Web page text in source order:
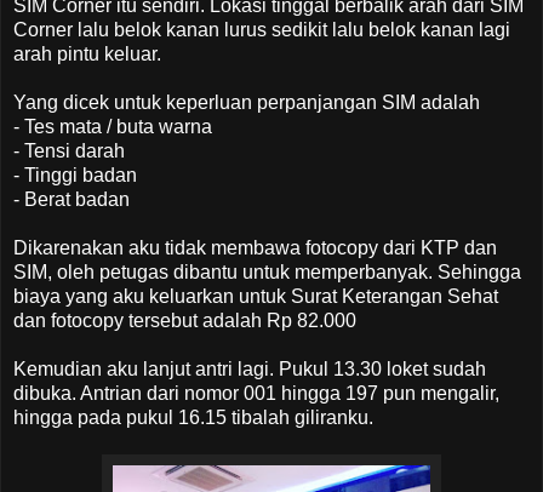
SIM Corner itu sendiri. Lokasi tinggal berbalik arah dari SIM
Corner lalu belok kanan lurus sedikit lalu belok kanan lagi
arah pintu keluar.
Yang dicek untuk keperluan perpanjangan SIM adalah
- Tes mata / buta warna
- Tensi darah
- Tinggi badan
- Berat badan
Dikarenakan aku tidak membawa fotocopy dari KTP dan
SIM, oleh petugas dibantu untuk memperbanyak. Sehingga
biaya yang aku keluarkan untuk Surat Keterangan Sehat
dan fotocopy tersebut adalah Rp 82.000
Kemudian aku lanjut antri lagi. Pukul 13.30 loket sudah
dibuka. Antrian dari nomor 001 hingga 197 pun mengalir,
hingga pada pukul 16.15 tibalah giliranku.